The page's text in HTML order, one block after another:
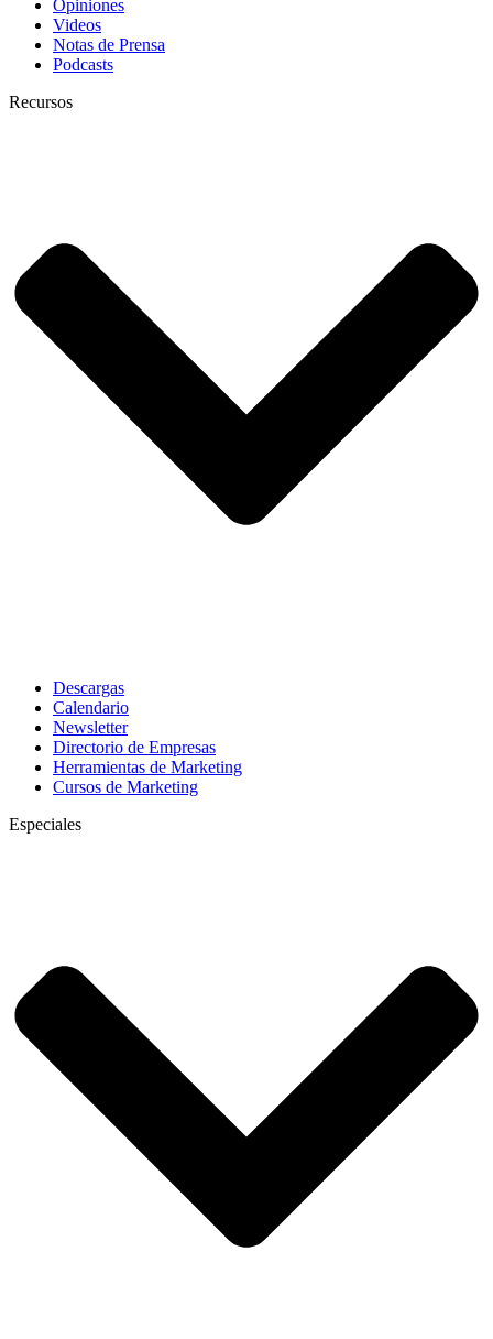
Opiniones
Videos
Notas de Prensa
Podcasts
Recursos
Descargas
Calendario
Newsletter
Directorio de Empresas
Herramientas de Marketing
Cursos de Marketing
Especiales